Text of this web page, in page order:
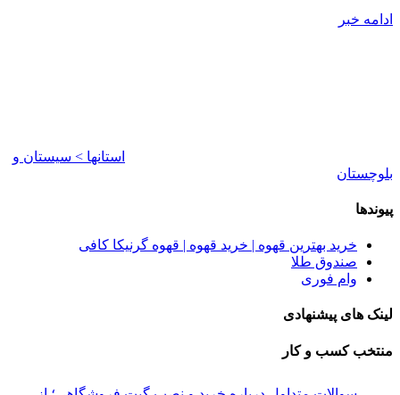
ادامه خبر
استانها > سیستان و
بلوچستان
پیوندها
خرید بهترین قهوه | خرید قهوه | قهوه گرنیکا کافی
صندوق طلا
وام فوری
لینک های پیشنهادی
منتخب کسب و کار